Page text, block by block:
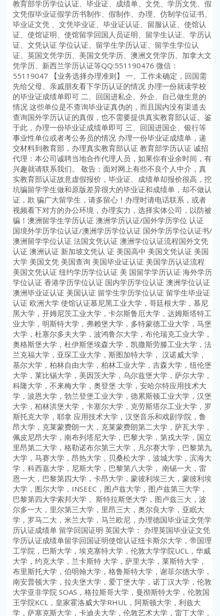
教育部学历学位认证、毕业证、成绩单、文凭、学历文凭、假
文凭假毕业证假学历书制作、假制作、办理、仿制学位证书、
毕业证文凭 、文凭毕业证、毕业证认证、留服认证、使馆认
证、使馆证明、使馆留学回国人员证明、留学生认证、学历认
证、文凭认证 学位认证、留学生学历认证、留学生学位认
证、英国文凭学历、美国文凭学历、澳洲文凭学历、加拿大文
凭学历、新西兰学历认证等QQ:551190476 微信：
55119047 【业务选择办理准则】 一、工作未确定，回国需
先给父母、亲戚朋友看下学历认证的情况 办理一份就读学校
的毕业证成绩单即可 二、回国进私企、外企、自己做生意的
情况 这些单位是不查询毕业证真伪的，而且国内没有渠道去
查询国外学历认证的真假，也不需要提供真实教育部认证。鉴
于此，办理一份毕业证成绩单即可 三、回国进国企、银行等
事业性单位或者考公务员的情况 办理一份毕业证成绩单，递
交材料到教育部，办理真实教育部认证 教育部学历认证 诚招
代理：本公司诚聘当地合作代理人员，如果你有业余时间，有
兴趣就请联系我们。 敬告：面对网上有些不良个人中介，真
实教育部认证故意虚假报价，毕业证、成绩单却报价很高，挖
坑骗留学学生做和原版差异很大的毕业证和成绩单，却不做认
证，欺 骗广大留学生，请多留心！办理时请电话联系，或者
视频看下对方的办公环境，办理实力，选择实体公司，以防被
骗！澳洲留学生学历认证 澳洲学历认证/国外学历学位 认证
国境外学历学位认证/澳洲学历学位认证 国外学历学位认证书/
澳洲留学学位认证 法国文凭认证 澳洲学位认证流程国外文凭
认证 澳洲认证 新加坡文凭认 证 美国高中 美国文凭认证 美国
大学 美国文凭 美国查询 美国毕业证认证 美国学历认证流程
美国文凭认证 纽约学历学位认证 美 国留学学历认证 海外学历
学位认证 香港学历学位认证 国内学历学位认证 澳洲学位认证
澳洲毕业证认证 美国认证 留学生学历学位认证 留学生毕业证
认证 欧洲大学 使馆认证慕尼黑工业大学，哥廷根大学，慕尼
黑大学，开姆尼茨工业大学，卡尔斯鲁厄大学，达姆斯塔特工
业大学，明斯特大学，弗赖堡大学，多特蒙德工业大学，马堡
大学，杜塞尔多夫大学，波鸿鲁尔大学，布伦瑞克工业大学，
奥格斯堡大学，杜伊斯堡埃森大学，凯撒斯劳滕工业大学，法
兰克福大学，亚琛工业大学，斯图加特大学， 汉诺威大学，
基尔大学，柏林自由大学，柏林工业大学，吉森大学，纽伦堡
大学，莱比锡大学，美因茨大学，乌尔兹堡大学，萨尔大学，
科隆大学，不来梅大学，奥登堡 大学，安哈尔特应用技术大
学，波恩大学，勃兰登堡工业大学，德累斯顿工业大学，汉堡
大学，柏林洪堡大学，卡塞尔大学，克劳斯塔尔工业大学，罗
斯托克大学，耶拿 应用技术大学，汉堡音乐和戏剧学院，鲁
昂大学，克莱蒙费朗一大，克莱蒙费朗第二大学，萨瓦大学，
佩皮尼昂大学，南布列塔尼大学，巴黎大学，第戎大学，国立
里昂第二大学，格勒诺布尔第三大学，凡尔赛大学，巴黎第九
大学，马赛大学，昂热大学，贝桑松大学，波城大学，滨海大
学，科西嘉大学，尼斯大学，巴黎第八大学， 南锡一大，雷
恩一大，巴黎第四大学，卡昂大学，蒙彼利埃三大，蒙彼利埃
大学，图尔大学，INSEEC，图卢兹大学，图卢兹第三大学，
巴黎第四大学索邦大学， 斯特拉斯堡大学，图卢兹三大，波
尔多一大，里尔第三大学，里昂三大，奥尔良大学，亚眠大
学，罗马二大，米兰大学，马兰欧尼，办理德国毕业证文凭学
历认证成绩单 留学回国证明 英国大学： 办理英国毕业证文凭
学历认证成绩单留学回国证明使馆认证纽卡斯尔大学，帝国理
工学院，巴斯大学，埃克塞特大学，伦敦大学学院UCL，华威
大学，约克大学，兰卡斯特 大学，萨里大学，莱斯特大学，
布里斯托大学，伯明翰大学，格鲁斯特大学，谢菲尔德大学，
南安普顿大学，拉夫堡大学，爱丁堡大学，诺丁汉大学，伦敦
大学亚非学院 SOAS，格拉斯哥大学，曼彻斯特大学，伦敦国
王学院KCL，皇家霍洛威大学RHUL，阿斯顿大学，利兹大
学，萨塞克斯大学，卡迪夫大学，伦敦艺术大学，雷丁大学，